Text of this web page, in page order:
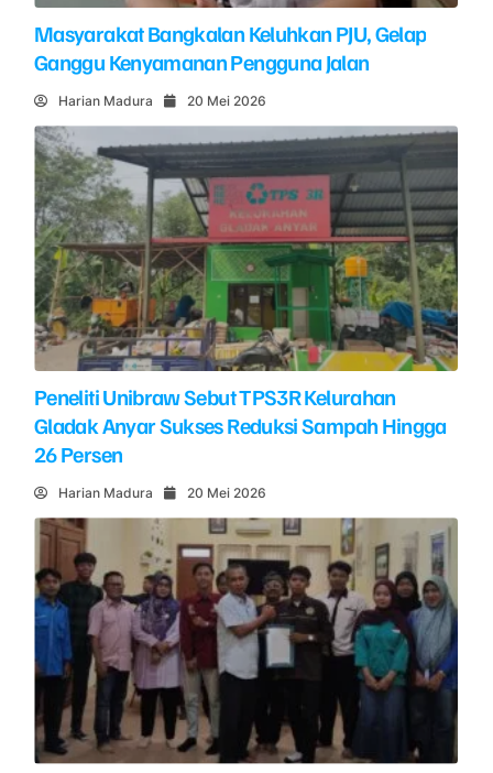
Masyarakat Bangkalan Keluhkan PJU, Gelap
Ganggu Kenyamanan Pengguna Jalan
Harian Madura 20 Mei 2026
Peneliti Unibraw Sebut TPS3R Kelurahan
Gladak Anyar Sukses Reduksi Sampah Hingga
26 Persen
Harian Madura 20 Mei 2026